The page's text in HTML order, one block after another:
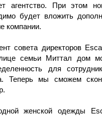
агентство. При этом
будет вложить
компании.
совета директоров
семьи Миттал дом
для
Теперь мы сможем
женской одежды